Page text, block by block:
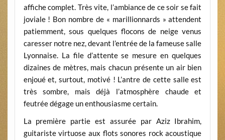
affiche complet. Très vite, l’ambiance de ce soir se fait
joviale ! Bon nombre de « marillionnards » attendent
patiemment, sous quelques flocons de neige venus
caresser notre nez, devant l’entrée de la fameuse salle
Lyonnaise. La file d’attente se mesure en quelques
dizaines de mètres, mais chacun présente un air bien
enjoué et, surtout, motivé ! L’antre de cette salle est
très sombre, mais déjà l’atmosphère chaude et
feutrée dégage un enthousiasme certain.
La première partie est assurée par Aziz Ibrahim,
guitariste virtuose aux flots sonores rock acoustique